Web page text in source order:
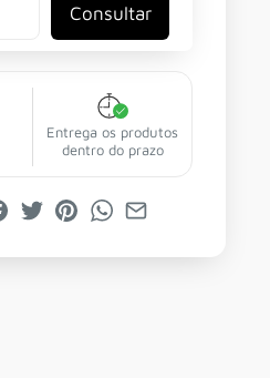
Consultar
Entrega os produtos
dentro do prazo